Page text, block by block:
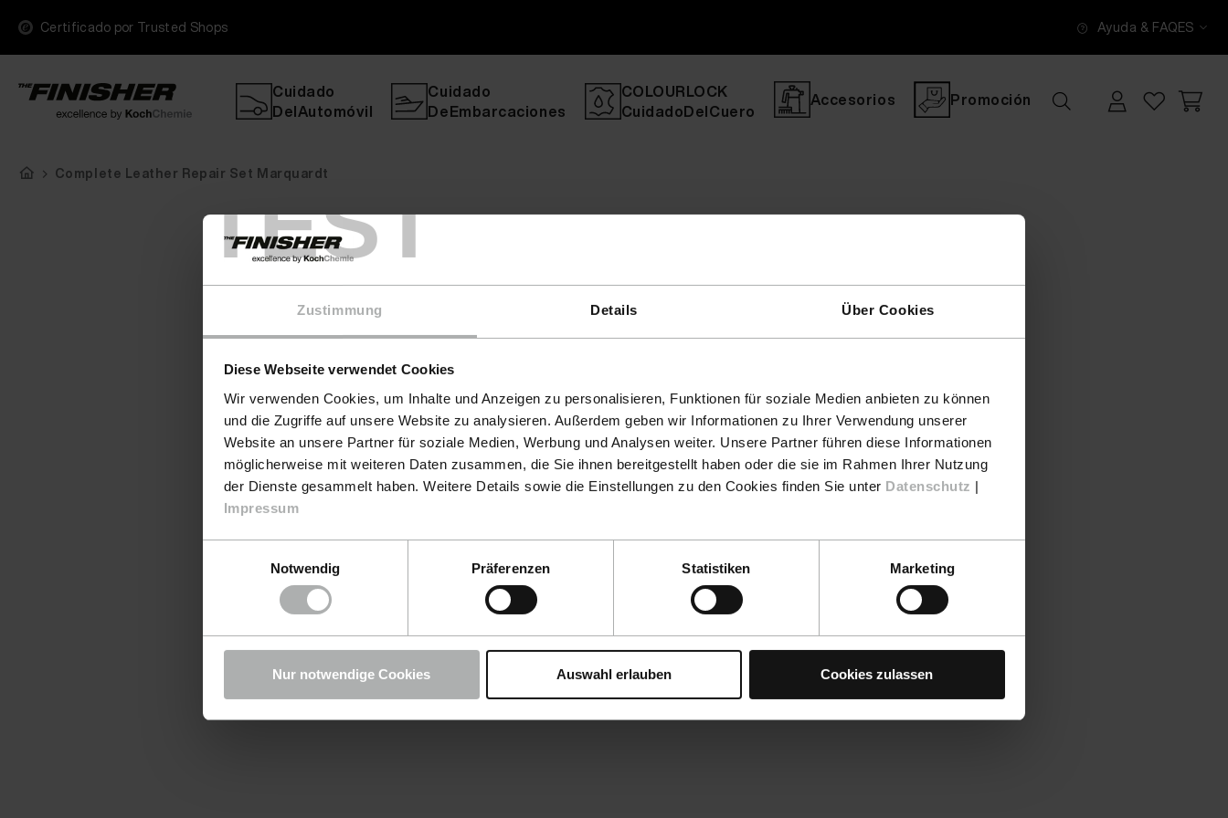
TEST
Zustimmung Details Über Cookies
Diese Webseite verwendet Cookies
Wir verwenden Cookies, um Inhalte und Anzeigen zu personalisieren, Funktionen für soziale Medien anbieten zu können
und die Zugriffe auf unsere Website zu analysieren. Außerdem geben wir Informationen zu Ihrer Verwendung unserer
Website an unsere Partner für soziale Medien, Werbung und Analysen weiter. Unsere Partner führen diese Informationen
möglicherweise mit weiteren Daten zusammen, die Sie ihnen bereitgestellt haben oder die sie im Rahmen Ihrer Nutzung
der Dienste gesammelt haben. Weitere Details sowie die Einstellungen zu den Cookies finden Sie unter Datenschutz |
Impressum
Notwendig
Präferenzen Statistiken Marketing
Nur notwendige Cookies Auswahl erlauben Cookies zulassen
Certificado por Trusted Shops Ayuda & FAQES
Cuidado
DelAutomóvil
Cuidado
DeEmbarcaciones
COLOURLOCK
CuidadoDelCuero
Accesorios Promoción
Complete Leather Repair Set Marquardt